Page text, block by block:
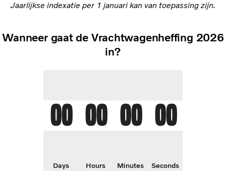
Jaarlijkse indexatie per 1 januari kan van toepassing zijn.
Wanneer gaat de Vrachtwagenheffing 2026
in?
00
Days
00
Hours
00
Minutes
00
Seconds